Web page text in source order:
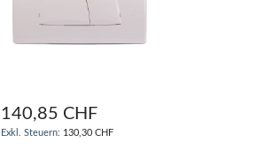
140,85 CHF
130,30 CHF